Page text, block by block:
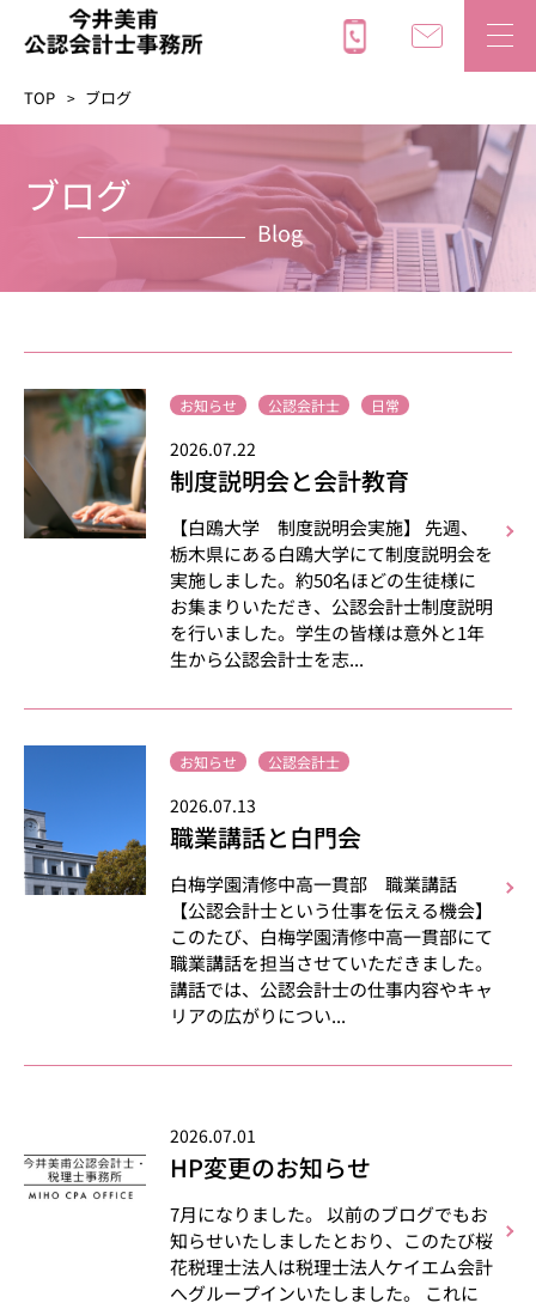
TOP ブログ
ブログ
Blog
お知らせ 公認会計士 日常
2026.07.22
制度説明会と会計教育
【白鴎大学 制度説明会実施】 先週、
栃木県にある白鴎大学にて制度説明会を
実施しました。約50名ほどの生徒様に
お集まりいただき、公認会計士制度説明
を行いました。学生の皆様は意外と1年
生から公認会計士を志...
お知らせ 公認会計士
2026.07.13
職業講話と白門会
白梅学園清修中高一貫部 職業講話
【公認会計士という仕事を伝える機会】
このたび、白梅学園清修中高一貫部にて
職業講話を担当させていただきました。
講話では、公認会計士の仕事内容やキャ
リアの広がりについ...
2026.07.01
HP変更のお知らせ
7月になりました。 以前のブログでもお
知らせいたしましたとおり、このたび桜
花税理士法人は税理士法人ケイエム会計
へグループインいたしました。 これに